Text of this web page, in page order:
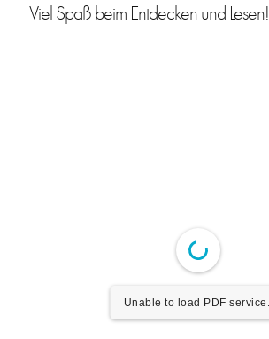
Viel Spaß beim Entdecken und Lesen!
Unable to load PDF service..